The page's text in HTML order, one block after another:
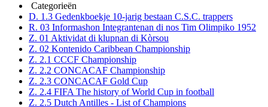
Categorieën
D. 1.3 Gedenkboekje 10-jarig bestaan C.S.C. trappers
R. 03 Informashon Integrantenan di nos Tim Olimpiko 1952
Z. 01 Aktividat di klupnan di Kòrsou
Z. 02 Kontenido Caribbean Championship
Z. 2.1 CCCF Championship
Z. 2.2 CONCACAF Championship
Z. 2.3 CONCACAF Gold Cup
Z. 2.4 FIFA The history of World Cup in football
Z. 2.5 Dutch Antilles - List of Champions